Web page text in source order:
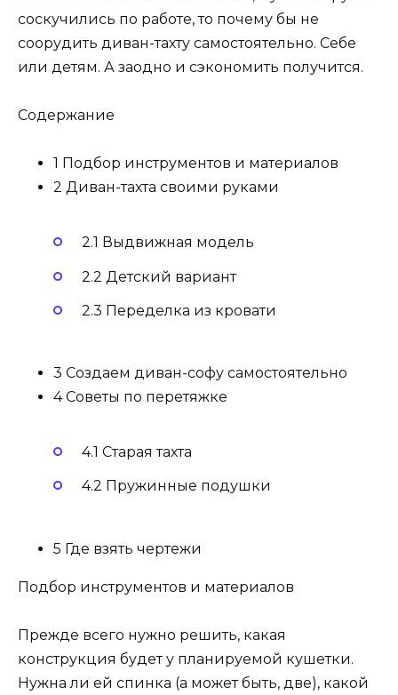
соскучились по работе, то почему бы не
соорудить диван-тахту самостоятельно. Себе
или детям. А заодно и сэкономить получится.
Содержание
1 Подбор инструментов и материалов
2 Диван-тахта своими руками
2.1 Выдвижная модель
2.2 Детский вариант
2.3 Переделка из кровати
3 Создаем диван-софу самостоятельно
4 Советы по перетяжке
4.1 Старая тахта
4.2 Пружинные подушки
5 Где взять чертежи
Подбор инструментов и материалов
Прежде всего нужно решить, какая
конструкция будет у планируемой кушетки.
Нужна ли ей спинка (а может быть, две), какой